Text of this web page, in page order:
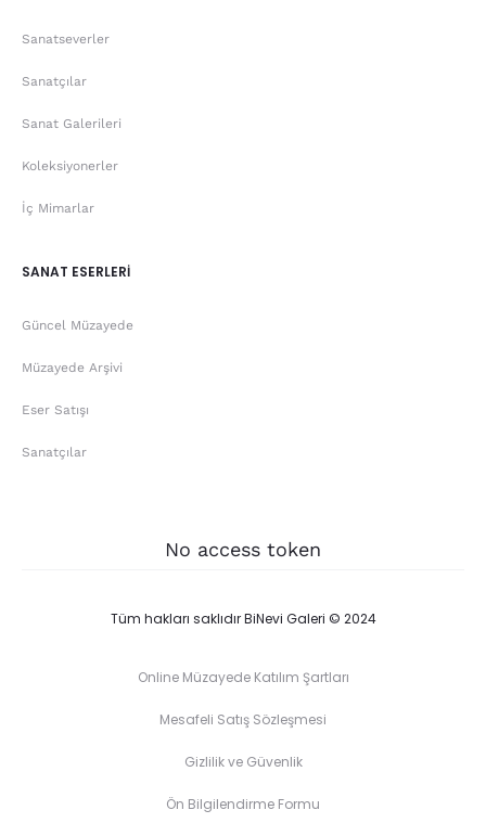
Sanatseverler
Sanatçılar
Sanat Galerileri
Koleksiyonerler
İç Mimarlar
SANAT ESERLERİ
Güncel Müzayede
Müzayede Arşivi
Eser Satışı
Sanatçılar
No access token
Tüm hakları saklıdır BiNevi Galeri © 2024
Online Müzayede Katılım Şartları
Mesafeli Satış Sözleşmesi
Gizlilik ve Güvenlik
Ön Bilgilendirme Formu